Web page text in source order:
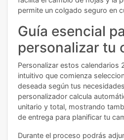
permite un colgado seguro en
Guía esencial
personalizar tu
Personalizar estos calendarios
intuitivo que comienza
deseada según tus
personalizador calcula
unitario y total, mostrando
de entrega para planificar tu
Durante el proceso podrás